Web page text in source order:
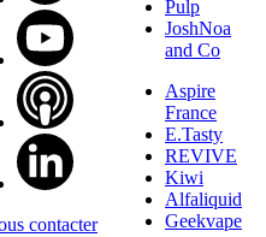
contacter
Pulp
JoshNoa
and Co
Aspire
France
E.Tasty
REVIVE
Kiwi
Alfaliquid
Geekvape